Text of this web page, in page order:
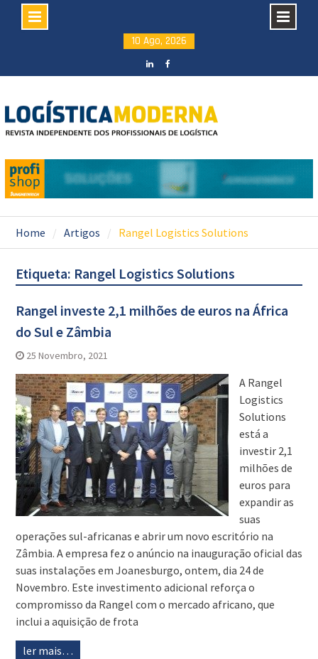
content
10 Ago, 2026
Home Artigos Rangel Logistics Solutions
Etiqueta: Rangel Logistics Solutions
Rangel investe 2,1 milhões de euros na África
do Sul e Zâmbia
25 Novembro, 2021
A Rangel
Logistics
Solutions
está a
investir 2,1
milhões de
euros para
expandir as
suas
operações sul-africanas e abrir um novo escritório na
Zâmbia. A empresa fez o anúncio na inauguração oficial das
suas instalações em Joanesburgo, ontem, dia 24 de
Novembro. Este investimento adicional reforça o
compromisso da Rangel com o mercado africano, que
inclui a aquisição de frota
ler mais…